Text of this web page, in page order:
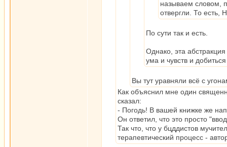
называем словом,
отвергли. То есть,
По сути так и есть.
Однако, эта
ума и чувств и
Вы тут уравняли всё с
Как объяснил мне один
сказал:
- Погодь! В вашей книжке же
Он ответил, что это просто
Так что, что у бцддистов
терапевтический процесс -